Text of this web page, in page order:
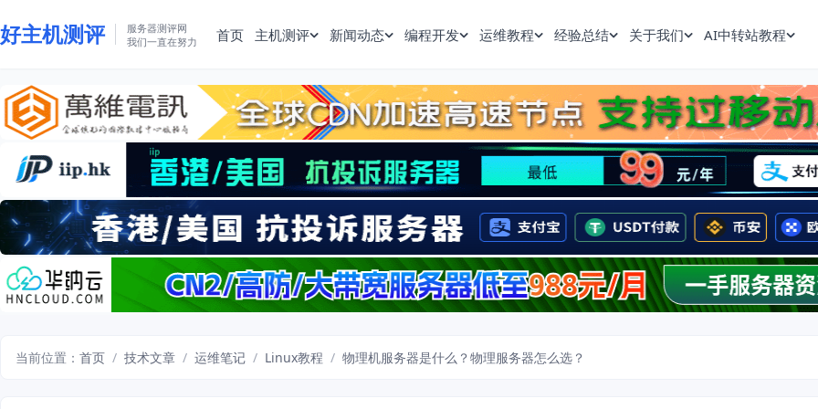
好主机测评
服务器测评网
我们一直在努力
首页 主机测评 新闻动态 编程开发 运维教程 经验总结 关于我们 AI中转站教程
当前位置： 首页 / 技术文章 / 运维笔记 / Linux教程 / 物理机服务器是什么？物理服务器怎么选？